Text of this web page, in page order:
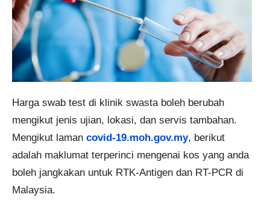
Harga swab test di klinik swasta boleh berubah
mengikut jenis ujian, lokasi, dan servis tambahan.
Mengikut laman covid-19.moh.gov.my, berikut
adalah maklumat terperinci mengenai kos yang anda
boleh jangkakan untuk RTK-Antigen dan RT-PCR di
Malaysia.